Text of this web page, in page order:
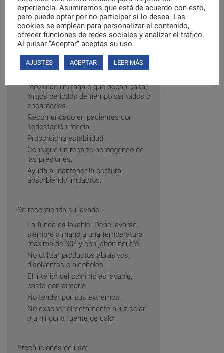
Funda extraíble y lavable
Medidas: 46x35x6 cm
Diseñado para prevenir la formación
movilidad limitada o que deban pasar
largos periodos de tiempo sentados o
encamados.
Recomendado en pacientes con
sedestación media.
Proporciona estabilidad.
Consigue un reparto homogéneo de
las presiones.
Ayuda a mantener la postura
absorbiendo impactos.
Se recomienda su lavado:
La funda es lavable. Debe lavarse
siempre a mano a una temperatura
máxima de 30º y con jabón neutro.
No utilizar productos abrasivos,
disolventes o alcoholes.
El interior del cojín no es lavable,
basta con airearlo.
No tender por sus extremos.
No exponer directamente a luz solar
o a ninguna fuente de calor.
Precauciones de uso:
experiencia. Asumiremos que está de acuerdo con esto,
pero puede optar por no participar si lo desea. Las
cookies se emplean para personalizar el contenido,
ofrecer funciones de redes sociales y analizar el tráfico.
Al pulsar "Aceptar" aceptas su uso.
AJUSTES ACEPTAR LEER MÁS